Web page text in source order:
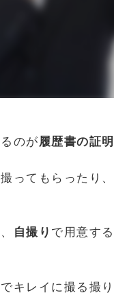
のが履歴書の証
ってもらったり
自撮り で用意す
キレイに撮る撮